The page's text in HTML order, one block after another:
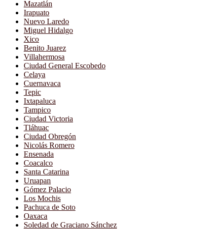
Mazatlán
Irapuato
Nuevo Laredo
Miguel Hidalgo
Xico
Benito Juarez
Villahermosa
Ciudad General Escobedo
Celaya
Cuernavaca
Tepic
Ixtapaluca
Tampico
Ciudad Victoria
Tláhuac
Ciudad Obregón
Nicolás Romero
Ensenada
Coacalco
Santa Catarina
Uruapan
Gómez Palacio
Los Mochis
Pachuca de Soto
Oaxaca
Soledad de Graciano Sánchez